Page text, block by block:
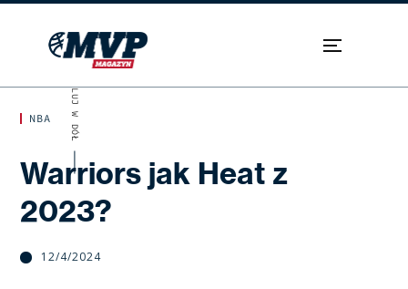
NBA
Warriors jak Heat z
2023?
12/4/2024
SKROLUJ W DÓŁ